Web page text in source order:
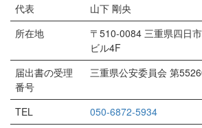
代表
山下 剛央
所在地
〒510-0084 三重県四日
ビル4F
届出書の受理
番号
三重県公安委員会 第
TEL
050-6872-5934